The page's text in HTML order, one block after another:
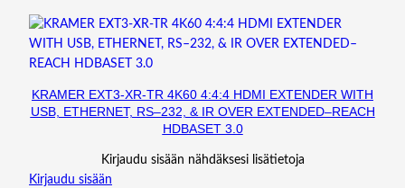
KRAMER EXT3-XR-TR 4K60 4:4:4 HDMI EXTENDER WITH
USB, ETHERNET, RS–232, & IR OVER EXTENDED–REACH
HDBASET 3.0
Kirjaudu sisään nähdäksesi lisätietoja
Kirjaudu sisään